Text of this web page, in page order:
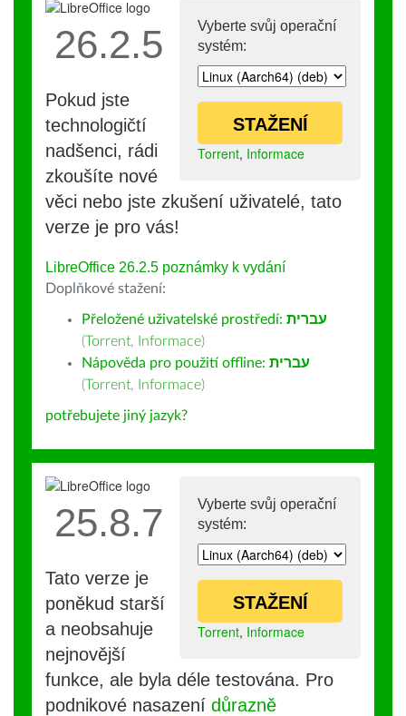
Vyberte svůj operační
systém:
STAŽENÍ
Torrent, Informace
26.2.5
Pokud jste
technologičtí
nadšenci, rádi
zkoušíte nové
věci nebo jste zkušení uživatelé, tato
verze je pro vás!
LibreOffice 26.2.5 poznámky k vydání
Doplňkové stažení:
Přeložené uživatelské prostředí: עברית
(Torrent, Informace)
Nápověda pro použití offline: עברית
(Torrent, Informace)
potřebujete jiný jazyk?
Vyberte svůj operační
systém:
STAŽENÍ
Torrent, Informace
25.8.7
Tato verze je
poněkud starší
a neobsahuje
nejnovější
funkce, ale byla déle testována. Pro
podnikové nasazení důrazně